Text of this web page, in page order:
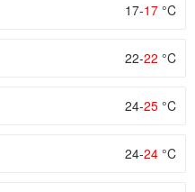
17-17 °C
22-22 °C
24-25 °C
24-24 °C